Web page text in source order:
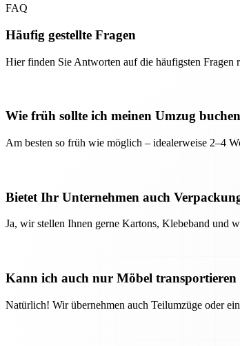
FAQ
Häufig gestellte Fragen
Hier finden Sie Antworten auf die häufigsten Fragen
Wie früh sollte ich meinen Umzug
Am besten so früh wie möglich – idealerweise 2–4
Bietet Ihr Unternehmen auch
Ja, wir stellen Ihnen gerne Kartons, Klebeband und
Kann ich auch nur Möbel transportieren
Natürlich! Wir übernehmen auch Teilumzüge oder